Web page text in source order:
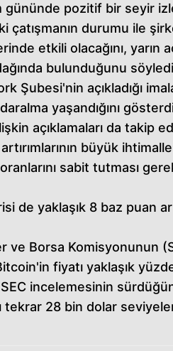
gününde pozitif bir seyir
çatışmanın durumu ile
etkili olacağını, yarın
bulunduğunu
Şubesi'nin açıkladığı
yaşandığını
açıklamaları da takip
büyük
sabit tutması
de yaklaşık 8 baz puan
ve Borsa Komisyonunun
fiyatı yaklaşık
incelemesinin
tekrar 28 bin dolar